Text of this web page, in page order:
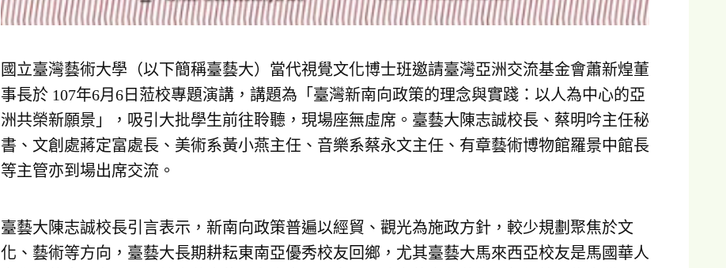
國立臺灣藝術大學（以下簡稱臺藝大）當代視覺文化博士班邀請臺灣亞洲交流基金會蕭新煌董
事長於 107年6月6日蒞校專題演講，講題為「臺灣新南向政策的理念與實踐：以人為中心的亞
洲共榮新願景」，吸引大批學生前往聆聽，現場座無虛席。臺藝大陳志誠校長、蔡明吟主任秘
書、文創處蔣定富處長、美術系黃小燕主任、音樂系蔡永文主任、有章藝術博物館羅景中館長
等主管亦到場出席交流。
臺藝大陳志誠校長引言表示，新南向政策普遍以經貿、觀光為施政方針，較少規劃聚焦於文
化、藝術等方向，臺藝大長期耕耘東南亞優秀校友回鄉，尤其臺藝大馬來西亞校友是馬國華人